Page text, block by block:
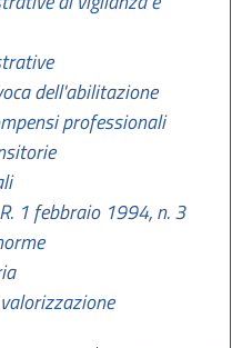
dell'abilitazione
professionali
1 febbraio 1994, n. 3